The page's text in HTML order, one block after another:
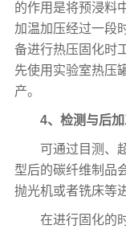
的作用是将预浸料
加温加压经过一段
备进行热压固化时
先使用实验室热压
产。
4、检测与后
可通过目测、超
型后的碳纤维制品
抛光机或者铣床等
在进行固化的时